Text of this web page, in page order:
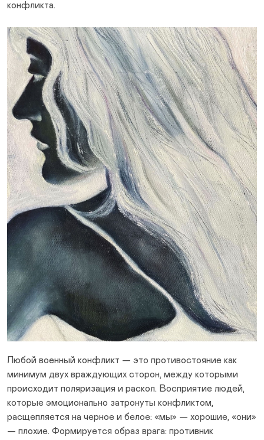
конфликта.
Любой военный конфликт — это противостояние как
минимум двух враждующих сторон, между которыми
происходит поляризация и раскол. Восприятие людей,
которые эмоционально затронуты конфликтом,
расщепляется на черное и белое: «мы» — хорошие, «они»
— плохие. Формируется образ врага: противник